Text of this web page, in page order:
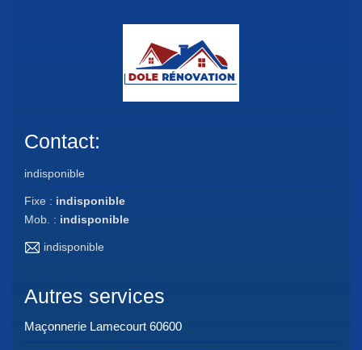
Contact:
indisponible
Fixe : indisponible
Mob. : indisponible
indisponible
Autres services
Maçonnerie Lamecourt 60600